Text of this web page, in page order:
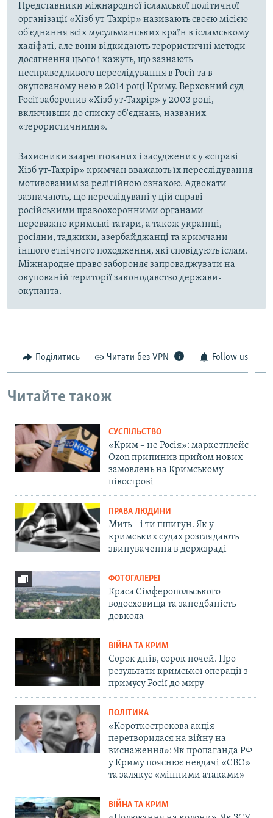
Представники міжнародної ісламської політичної
організації «Хізб ут-Тахрір» називають своєю місією
об'єднання всіх мусульманських країн в ісламському
халіфаті, але вони відкидають терористичні методи
досягнення цього і кажуть, що зазнають
несправедливого переслідування в Росії та в
окупованому нею в 2014 році Криму. Верховний суд
Росії заборонив «Хізб ут-Тахрір» у 2003 році,
включивши до списку об'єднань, названих
«терористичними».
Захисники заарештованих і засуджених у «справі
Хізб ут-Тахрір» кримчан вважають їх переслідування
мотивованим за релігійною ознакою. Адвокати
зазначають, що переслідувані у цій справі
російськими правоохоронними органами –
переважно кримські татари, а також українці,
росіяни, таджики, азербайджанці та кримчани
іншого етнічного походження, які сповідують іслам.
Міжнародне право забороняє запроваджувати на
окупованій території законодавство держави-
окупанта.
Поділитись Читати без VPN Follow us
Читайте також
СУСПІЛЬСТВО
«Крим – не Росія»: маркетплейс
Ozon припинив прийом нових
замовлень на Кримському
півострові
ПРАВА ЛЮДИНИ
Мить – і ти шпигун. Як у
кримських судах розглядають
звинувачення в держзраді
ФОТОГАЛЕРЕЇ
Краса Сімферопольського
водосховища та занедбаність
довкола
ВІЙНА ТА КРИМ
Сорок днів, сорок ночей. Про
результати кримської операції з
примусу Росії до миру
ПОЛІТИКА
«Короткострокова акція
перетворилася на війну на
виснаження»: Як пропаганда РФ
у Криму пояснює невдачі «СВО»
та залякує «мінними атаками»
ВІЙНА ТА КРИМ